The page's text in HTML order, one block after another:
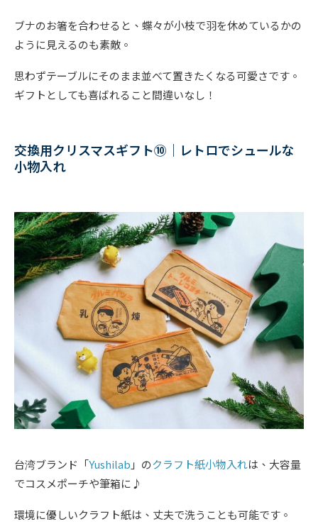
ブナのお箸を合わせると、蝶々が小枝で羽を休めているかの
ように見えるのも素敵。
思わずテーブルにそのまま並べて置きたくなる可愛さです。
ギフトとしても喜ばれること間違いなし！
交換用クリスマスギフト⑩｜レトロでシュールな
小物入れ
台湾ブランド「Yushilab 」のクラフト紙小物入れは、大容量
でコスメポーチや筆箱に♪
環境に優しいクラフト紙は、丈夫で洗うことも可能です。